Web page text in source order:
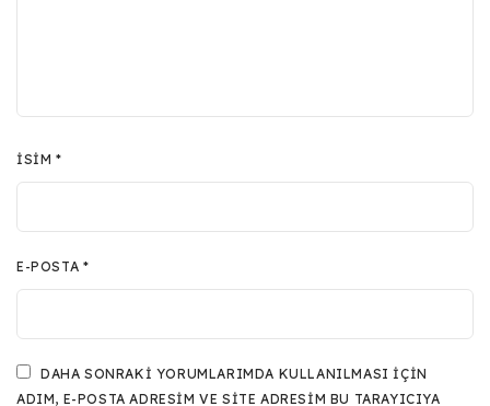
İSIM*
E-POSTA *
DAHA SONRAKI YORUMLARIMDA KULLANILMASI IÇIN
ADIM, E-POSTA ADRESIM VE SITE ADRESIM BU TARAYICIYA